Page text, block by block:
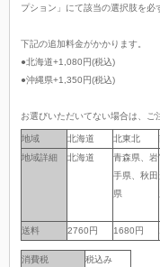
プション」にて該当の選択肢を必
下記の追加料金がかかります。
●北海道+1,080円(税込)
●沖縄県+1,350円(税込)
お選びいただいてない場合は、ご
地域 北海道 北東北
地域詳細
北海道
青森県、岩
手県、秋田
県
送料 2760円 1680円
地域
地域詳細
送料
消費税
税込み